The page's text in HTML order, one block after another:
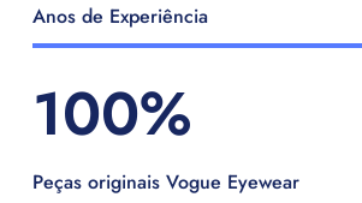
Anos de Experiência
100%
Peças originais Vogue Eyewear